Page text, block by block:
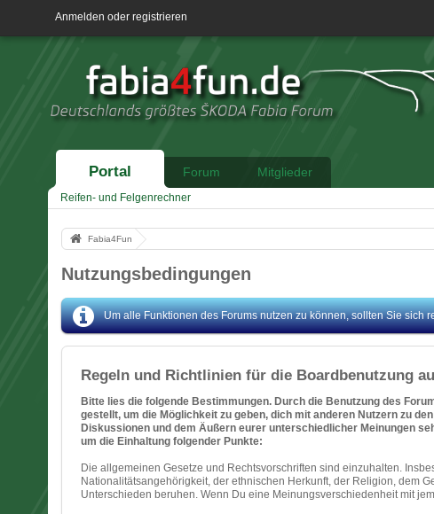
Anmelden oder registrieren
Portal Forum Mitglieder
Reifen- und Felgenrechner
Fabia4Fun
Nutzungsbedingungen
Um alle Funktionen des Forums nutzen zu können, sollten Sie sich
Regeln und Richtlinien für die Boardbenutzung
Bitte lies die folgende Bestimmungen. Durch die Benutzung des
gestellt, um die Möglichkeit zu geben, dich mit anderen Nutzern zu
Diskussionen und dem Äußern eurer unterschiedlicher Meinungen
um die Einhaltung folgender Punkte:
Die allgemeinen Gesetze und Rechtsvorschriften sind einzuhalten.
Nationalitätsangehörigkeit, der ethnischen Herkunft, der Religion, dem
Unterschieden beruhen. Wenn Du eine Meinungsverschiedenheit mit